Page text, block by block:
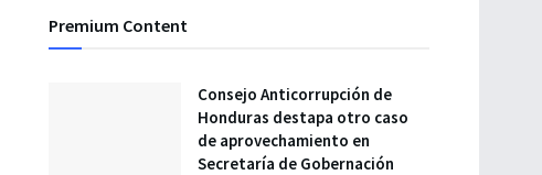
Premium Content
Consejo Anticorrupción de
Honduras destapa otro caso
de aprovechamiento en
Secretaría de Gobernación